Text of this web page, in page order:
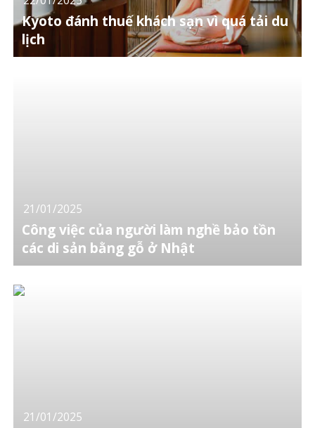
Kyoto đánh thuế khách sạn vì quá tải du
lịch
21/01/2025
Công việc của người làm nghề bảo tồn
các di sản bằng gỗ ở Nhật
21/01/2025